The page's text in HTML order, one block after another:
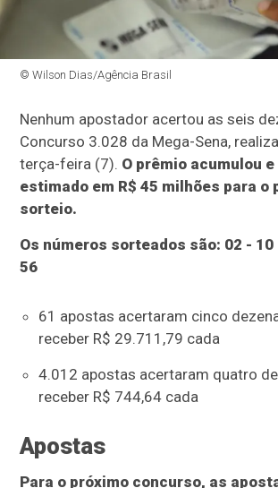
© Wilson Dias/Agência Brasil
Nenhum apostador acertou as seis
Concurso 3.028 da Mega-Sena,
terça-feira (7). O prêmio acumulou
estimado em R$ 45 milhões para o
sorteio.
Os números sorteados são: 02 - 10
56
61 apostas acertaram cinco
receber R$ 29.711,79 cada
4.012 apostas acertaram quatro
receber R$ 744,64 cada
Apostas
Para o próximo concurso, as